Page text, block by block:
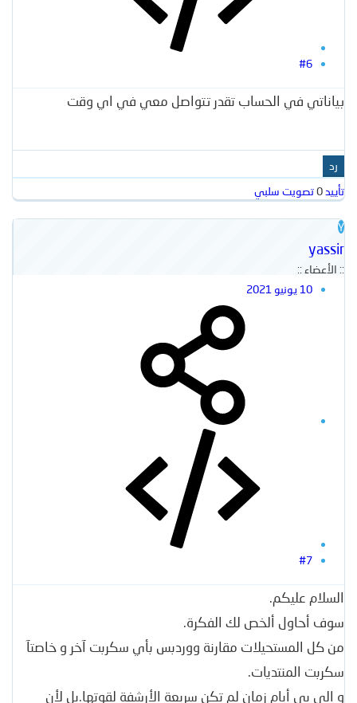
#6
بياناتي في الحساب تقدر تتواصل معي في اي وقت
رد
تأييد 0تصويت سلبي
Y
yassir
:: الأعضاء ::
10 يونيو 2021
#7
السلام عليكم.
سوف أحاول ألخص لك الفكرة.
من كل المستحيلات مقارنة ووردبس بأي سكربت آخر و خاصتآ
سكربت المنتديات.
و الي بي أيام زمان لم تكن سريعة الأرشفة لقوتها.بل لأن